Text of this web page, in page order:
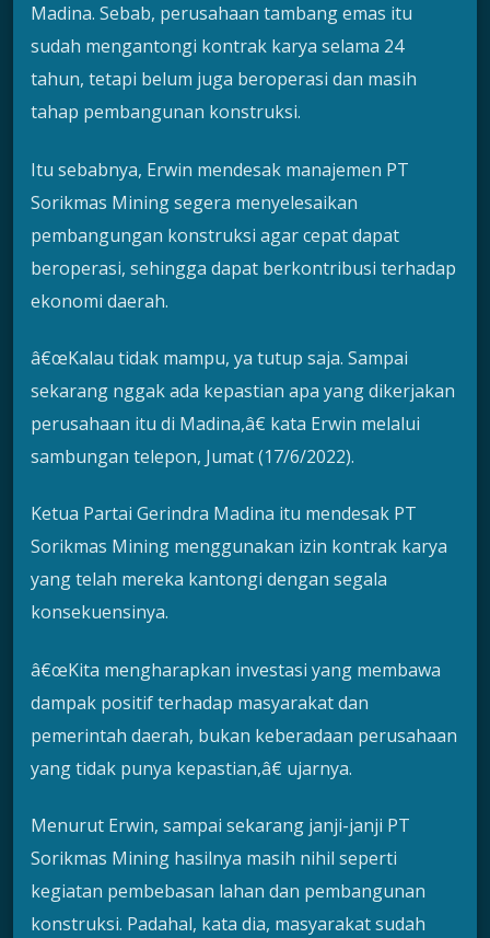
Madina. Sebab, perusahaan tambang emas itu
sudah mengantongi kontrak karya selama 24
tahun, tetapi belum juga beroperasi dan masih
tahap pembangunan konstruksi.
Itu sebabnya, Erwin mendesak manajemen PT
Sorikmas Mining segera menyelesaikan
pembangungan konstruksi agar cepat dapat
beroperasi, sehingga dapat berkontribusi terhadap
ekonomi daerah.
â€œKalau tidak mampu, ya tutup saja. Sampai
sekarang nggak ada kepastian apa yang dikerjakan
perusahaan itu di Madina,â€ kata Erwin melalui
sambungan telepon, Jumat (17/6/2022).
Ketua Partai Gerindra Madina itu mendesak PT
Sorikmas Mining menggunakan izin kontrak karya
yang telah mereka kantongi dengan segala
konsekuensinya.
â€œKita mengharapkan investasi yang membawa
dampak positif terhadap masyarakat dan
pemerintah daerah, bukan keberadaan perusahaan
yang tidak punya kepastian,â€ ujarnya.
Menurut Erwin, sampai sekarang janji-janji PT
Sorikmas Mining hasilnya masih nihil seperti
kegiatan pembebasan lahan dan pembangunan
konstruksi. Padahal, kata dia, masyarakat sudah